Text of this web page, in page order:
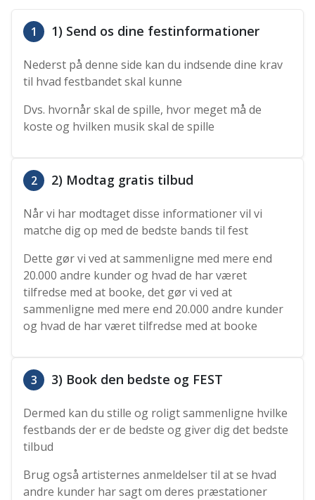
1 1) Send os dine festinformationer
Nederst på denne side kan du indsende dine krav
til hvad festbandet skal kunne
Dvs. hvornår skal de spille, hvor meget må de
koste og hvilken musik skal de spille
2 2) Modtag gratis tilbud
Når vi har modtaget disse informationer vil vi
matche dig op med de bedste bands til fest
Dette gør vi ved at sammenligne med mere end
20.000 andre kunder og hvad de har været
tilfredse med at booke, det gør vi ved at
sammenligne med mere end 20.000 andre kunder
og hvad de har været tilfredse med at booke
3 3) Book den bedste og FEST
Dermed kan du stille og roligt sammenligne hvilke
festbands der er de bedste og giver dig det bedste
tilbud
Brug også artisternes anmeldelser til at se hvad
andre kunder har sagt om deres præstationer